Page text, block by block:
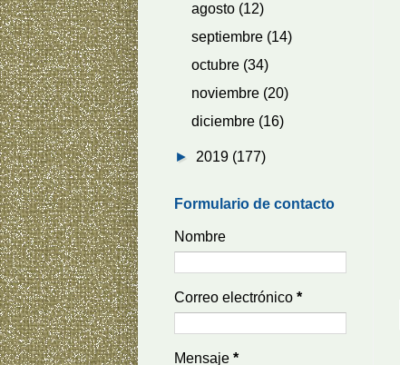
agosto (12)
septiembre (14)
octubre (34)
noviembre (20)
diciembre (16)
► 2019 (177)
Formulario de contacto
Nombre
Correo electrónico *
Mensaje *